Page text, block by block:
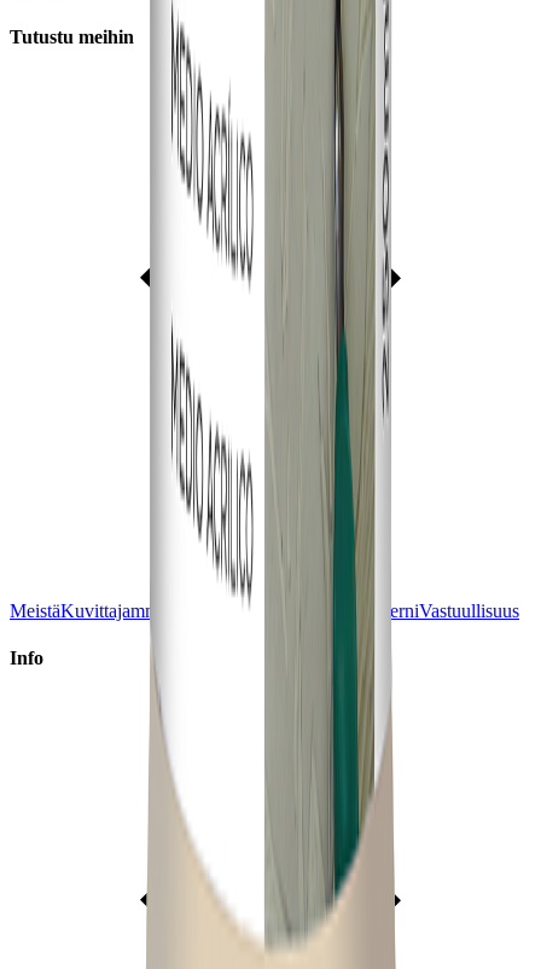
Tutustu meihin
MeistäKuvittajamme Ajankohtaista Lehtipiste-konserniVastuullisuus
Info